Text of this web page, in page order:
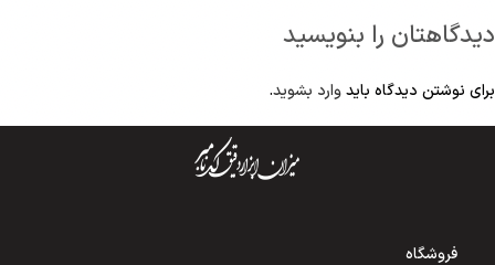
دیدگاهتان را بنویسید
برای نوشتن دیدگاه بایدوارد بشوید.
فروشگاه